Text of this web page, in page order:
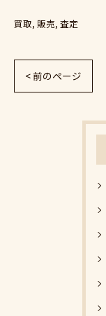
買取 販売 査定
< 前のページ